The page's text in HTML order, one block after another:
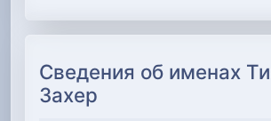
Сведения об именах
Захер